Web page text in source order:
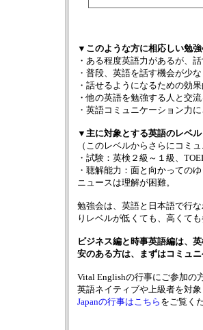
▼このような方に相応しい勉
・ある程度英語力があるが、
・普段、英語を話す機会が少
・話せるようになるための効
・他の英語を勉強する人と交
・英語コミュニケーション力
▼主に対象とする英語のレベル
（このレベルからさらにコミ
・試験：英検２級～１級、
・聴解能力：面と向かっての
ニュースは理解が困難。
勉強会は、英語と日本語で行
りレベルが低くても、高くて
ビジネス編と時事英語編は、
安のある方は、まずはコミュ
Vital Englishの行事にご参加の
英語ネイティブや上級者を対
Japanの行事はこちら をご覧く